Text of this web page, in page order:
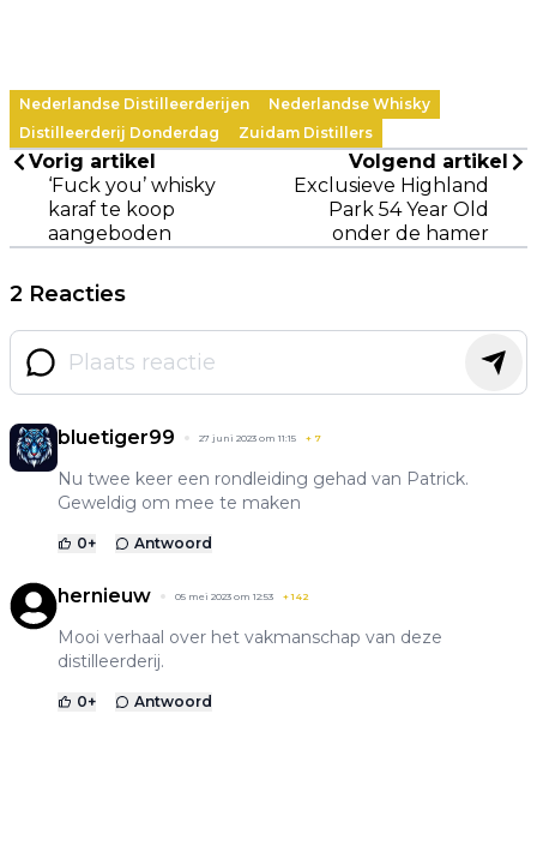
Nederlandse Distilleerderijen
Nederlandse Whisky
Distilleerderij Donderdag
Zuidam Distillers
Vorig artikel
‘Fuck you’ whisky
karaf te koop
aangeboden
Volgend artikel
Exclusieve Highland
Park 54 Year Old
onder de hamer
2 Reacties
bluetiger99 27 juni 2023 om 11:15 + 7
Nu twee keer een rondleiding gehad van Patrick.
Geweldig om mee te maken
0+ Antwoord
hernieuw 05 mei 2023 om 12:53 +142
Mooi verhaal over het vakmanschap van deze
distilleerderij.
0+ Antwoord